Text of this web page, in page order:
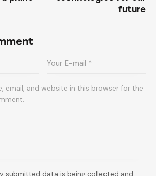
future
email, and website in this browser for the
submitted data is being collected and